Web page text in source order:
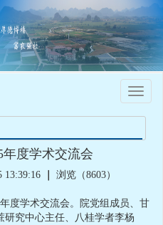
Toggle
年度学术交流会
13:39:16 浏览（8603）
学术交流会。院党组成员、甘
研究中心主任、八桂学者李杨